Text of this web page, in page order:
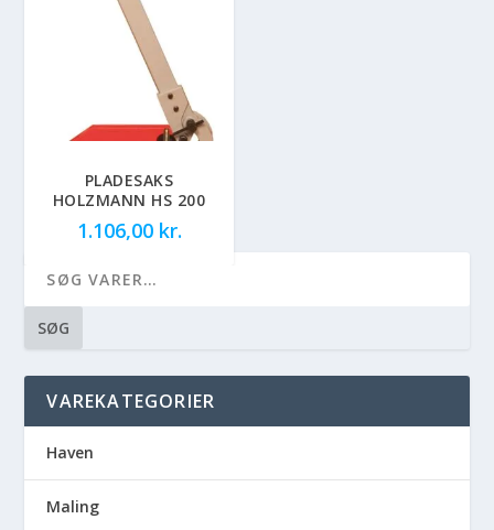
PLADESAKS
HOLZMANN HS 200
1.106,00 kr.
SØG
VAREKATEGORIER
Haven
Maling